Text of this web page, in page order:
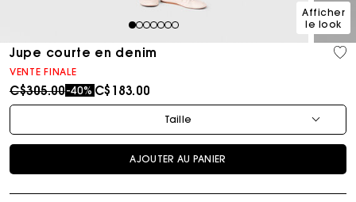
1234567
Afficher
le look
Jupe courte en denim
VENTE FINALE
Price reduced from
C$305.00to
-40% C$183.00
Taille
AJOUTER AU PANIER